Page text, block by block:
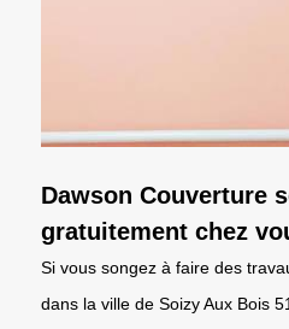
Dawson Couverture
gratuitement chez
Si vous songez à faire des
dans la ville de Soizy Aux Bois